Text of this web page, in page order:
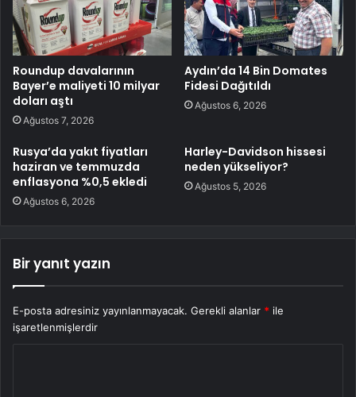
Roundup davalarının
Bayer’e maliyeti 10 milyar
doları aştı
Ağustos 7, 2026
Aydın’da 14 Bin Domates
Fidesi Dağıtıldı
Ağustos 6, 2026
Rusya’da yakıt fiyatları
haziran ve temmuzda
enflasyona %0,5 ekledi
Ağustos 6, 2026
Harley-Davidson hissesi
neden yükseliyor?
Ağustos 5, 2026
Bir yanıt yazın
E-posta adresiniz yayınlanmayacak. Gerekli alanlar * ile
işaretlenmişlerdir